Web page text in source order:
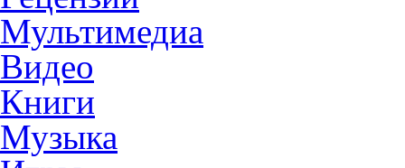
Мультимедиа
Видео
Книги
Музыка